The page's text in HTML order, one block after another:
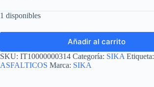
1 disponibles
Añadir al carrito
SKU: IT10000000314 Categoría: SIKA Etiqueta:
ASFALTICOS Marca: SIKA